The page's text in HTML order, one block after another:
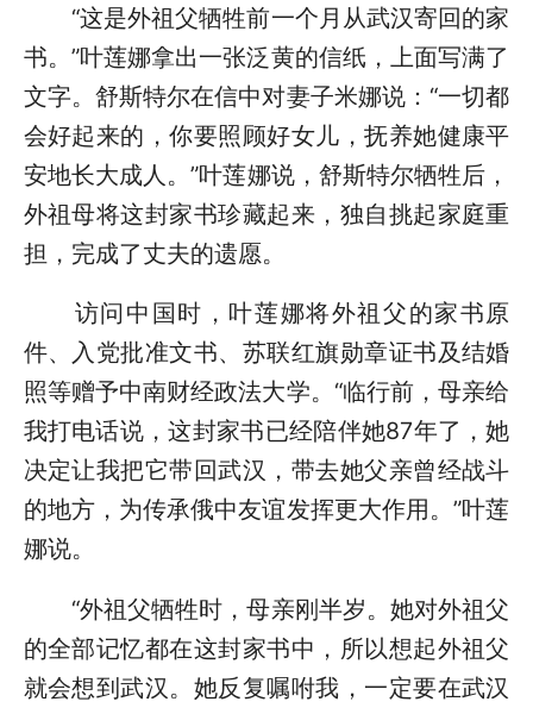
“这是外祖父牺牲前一个月从武汉寄回的家
书。”叶莲娜拿出一张泛黄的信纸，上面写满了
文字。舒斯特尔在信中对妻子米娜说：“一切都
会好起来的，你要照顾好女儿，抚养她健康平
安地长大成人。”叶莲娜说，舒斯特尔牺牲后，
外祖母将这封家书珍藏起来，独自挑起家庭重
担，完成了丈夫的遗愿。
访问中国时，叶莲娜将外祖父的家书原
件、入党批准文书、苏联红旗勋章证书及结婚
照等赠予中南财经政法大学。“临行前，母亲给
我打电话说，这封家书已经陪伴她87年了，她
决定让我把它带回武汉，带去她父亲曾经战斗
的地方，为传承俄中友谊发挥更大作用。”叶莲
娜说。
“外祖父牺牲时，母亲刚半岁。她对外祖父
的全部记忆都在这封家书中，所以想起外祖父
就会想到武汉。她反复嘱咐我，一定要在武汉